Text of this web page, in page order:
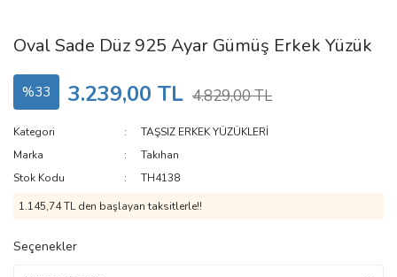
Oval Sade Düz 925 Ayar Gümüş Erkek Yüzük
%33 3.239,00 TL 4.829,00 TL
Kategori
TAŞSIZ ERKEK YÜZÜKLERİ
Marka
Takıhan
Stok Kodu
TH4138
1.145,74 TL den başlayan taksitlerle!!
Seçenekler